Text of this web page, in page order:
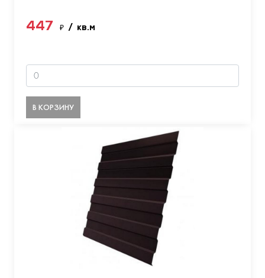
447 ₽ / кв.м
В КОРЗИНУ